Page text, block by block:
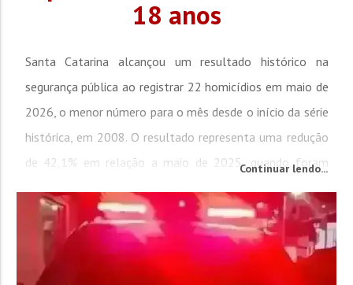
18 anos
Santa Catarina alcançou um resultado histórico na
segurança pública ao registrar 22 homicídios em maio de
2026, o menor número para o mês desde o início da série
histórica, em 2008. O resultado representa uma redução
de 42,1% em relação a maio de 2025, quando foram
estabilidade e controle da violência letal que vem se
consolidando...
Continuar lendo...